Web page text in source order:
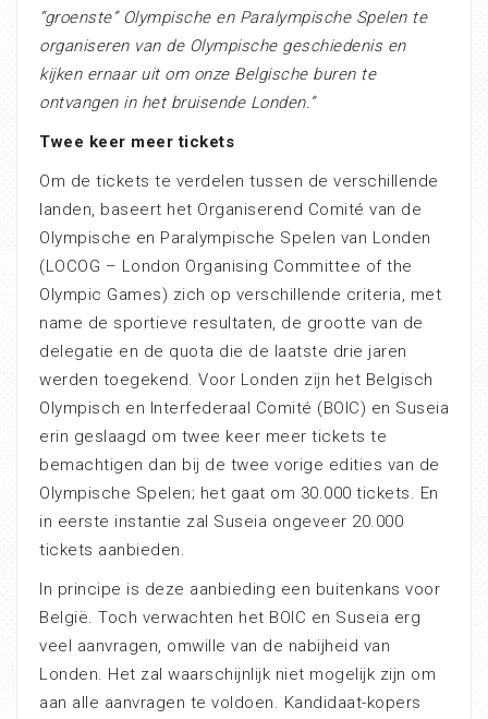
“groenste” Olympische en Paralympische Spelen te
organiseren van de Olympische geschiedenis en
kijken ernaar uit om onze Belgische buren te
ontvangen in het bruisende Londen.”
Twee keer meer tickets
Om de tickets te verdelen tussen de verschillende
landen, baseert het Organiserend Comité van de
Olympische en Paralympische Spelen van Londen
(LOCOG – London Organising Committee of the
Olympic Games) zich op verschillende criteria, met
name de sportieve resultaten, de grootte van de
delegatie en de quota die de laatste drie jaren
werden toegekend. Voor Londen zijn het Belgisch
Olympisch en Interfederaal Comité (BOIC) en Suseia
erin geslaagd om twee keer meer tickets te
bemachtigen dan bij de twee vorige edities van de
Olympische Spelen; het gaat om 30.000 tickets. En
in eerste instantie zal Suseia ongeveer 20.000
tickets aanbieden.
In principe is deze aanbieding een buitenkans voor
België. Toch verwachten het BOIC en Suseia erg
veel aanvragen, omwille van de nabijheid van
Londen. Het zal waarschijnlijk niet mogelijk zijn om
aan alle aanvragen te voldoen. Kandidaat-kopers